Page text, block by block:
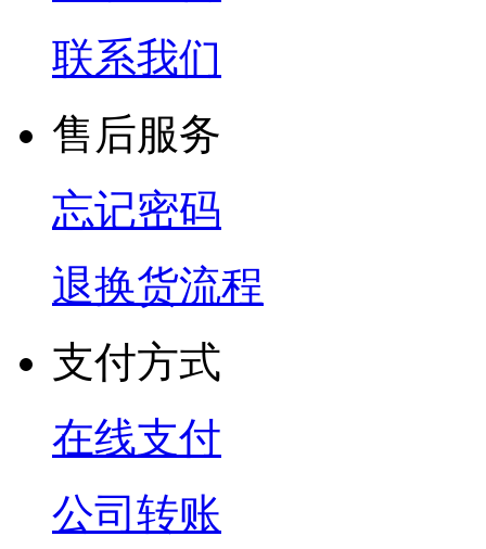
联系我们
售后服务
忘记密码
退换货流程
支付方式
在线支付
公司转账